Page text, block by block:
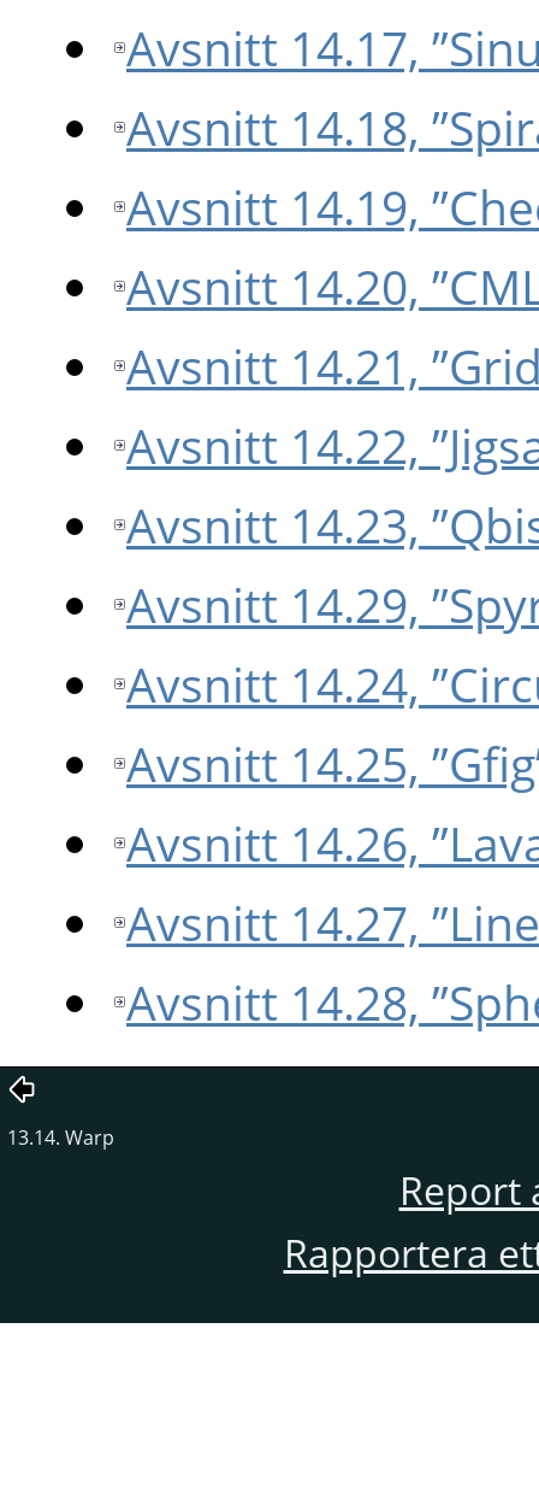
Avsnitt 14.17,
Avsnitt 14.18,
Avsnitt 14.19,
Avsnitt 14.20,
Avsnitt 14.21,
Avsnitt 14.22,
Avsnitt 14.23,
Avsnitt 14.29,
Avsnitt 14.24,
Avsnitt 14.25,
Avsnitt 14.26,
Avsnitt 14.27,
Avsnitt 14.28,
13.14. Warp
Report
Rapportera